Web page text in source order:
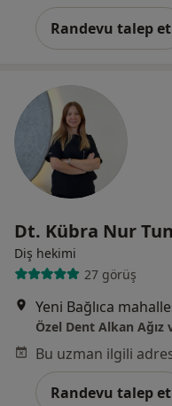
Randevu talep et
Dt. Kübra Nur
Diş hekimi
27 görüş
Özel Dent Alkan Ağız
Randevu talep et